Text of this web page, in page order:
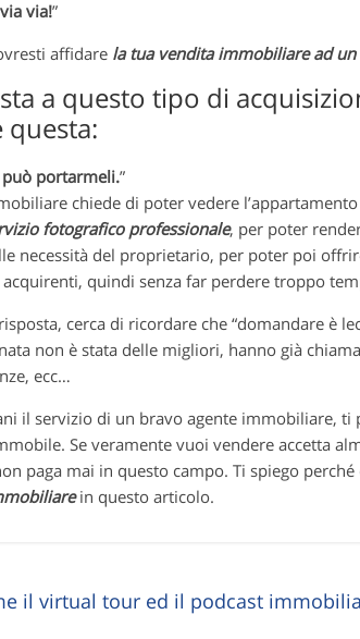
via!”
affidare la tua vendita immobiliare ad
a questo tipo di
questa:
può portarmeli.”
chiede di poter vedere
fotografico professionale, per poter
necessità del proprietario, per poter poi
quindi senza far perdere troppo
cerca di ricordare che “domandare è
non è stata delle migliori, hanno già
ecc…
il servizio di un bravo agente immobiliare, ti
Se veramente vuoi vendere accetta
paga mai in questo campo. Ti spiego
in questo articolo.
il virtual tour ed il podcast